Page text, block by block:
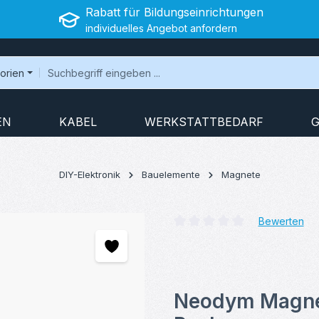
Rabatt für Bildungseinrichtungen
individuelles Angebot anfordern
KABEL WERKSTATTBEDARF
DIY-Elektronik Bauelemente Magnete
Bewerten
Neodym